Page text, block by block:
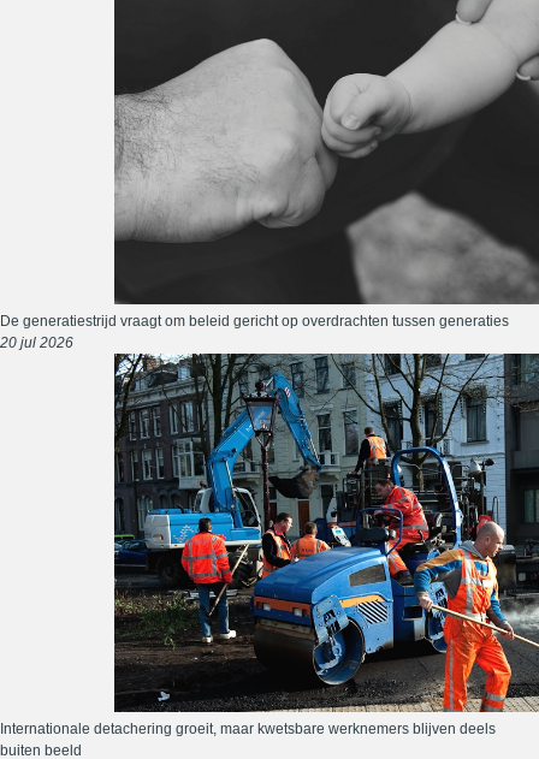
De generatiestrijd vraagt om beleid gericht op overdrachten tussen generaties
20 jul 2026
Internationale detachering groeit, maar kwetsbare werknemers blijven deels
buiten beeld